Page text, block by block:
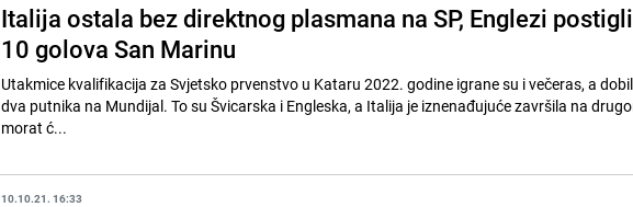
Italija ostala bez direktnog plasmana na SP, Englezi postigli
10 golova San Marinu
Utakmice kvalifikacija za Svjetsko prvenstvo u Kataru 2022. godine igrane su i večeras, a
dva putnika na Mundijal. To su Švicarska i Engleska, a Italija je iznenađujuće završila na
morat ć...
10.10.21. 16:33